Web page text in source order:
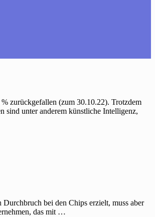
zurückgefallen (zum 30.10.22). Trotzdem
sind unter anderem künstliche Intelligenz,
bei den Chips erzielt, muss aber
das mit …